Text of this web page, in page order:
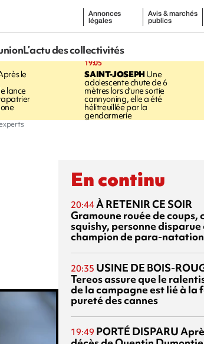
Annonces
légales
Avis & marchés
publics
L’actu des collectivités
le
lance
19:05
SAINT-JOSEPHUne
adolescente chute de 6
mètres lors d'une sortie
cannyoning, elle a été
hélitreuillée par la
gendarmerie
En continu
20:44À RETENIR CE SOIR
Gramoune rouée de coups,
squishy, personne disparue
champion de para-natation
20:35 USINE DE BOIS-
Tereos assure que le
de la campagne est lié à la
pureté des cannes
19:49 PORTÉ DISPARU